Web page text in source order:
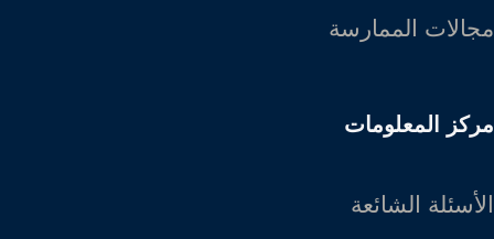
مجالات الممارسة
مركز المعلومات
الأسئلة الشائعة